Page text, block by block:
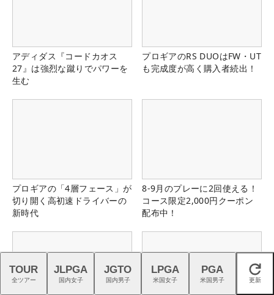
アディダス『コードカオス
27』は強烈な蹴りでパワーを
生む
プロギアのRS DUOはFW・UT
も完成度が高く購入者続出！
プロギアの「4層フェース」が
切り開く高初速ドライバーの
新時代
8-9月のプレーに2回使える！
コース限定2,000円クーポン
配布中！
閉じる
TOUR
全ツアー
JLPGA
国内女子
JGTO
国内男子
LPGA
米国女子
PGA
米国男子 更新